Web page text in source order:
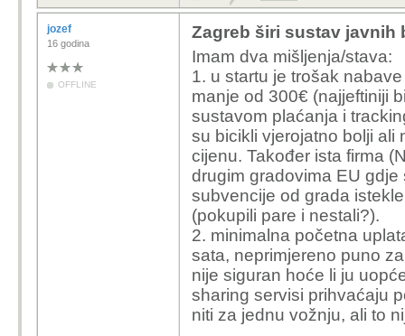
jozef
16 godina
OFFLINE
Zagreb širi sustav javnih
Imam dva mišljenja/stava:
1. u startu je trošak
manje od 300€ (najjeftiniji
sustavom plaćanja i
su bicikli vjerojatno bolji ali
cijenu. Također ista firma
drugim gradovima EU
subvencije od grada
(pokupili pare i nestali?).
2. minimalna početna
sata, neprimjereno puno
nije siguran hoće li ju
sharing servisi prihvaćaju
niti za jednu vožnju, ali to